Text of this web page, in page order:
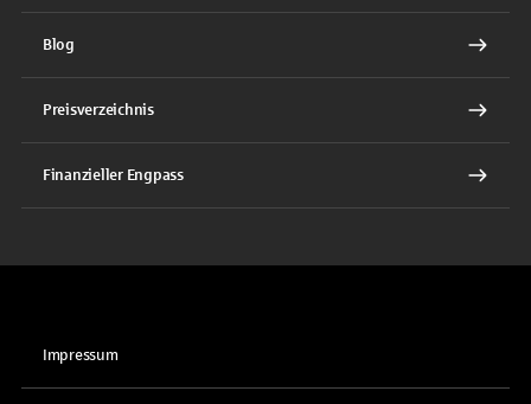
Blog
Preisverzeichnis
Finanzieller Engpass
Impressum